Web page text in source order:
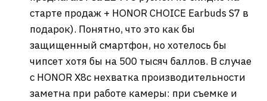
старте продаж + HONOR CHOICE Earbuds S7 в
подарок). Понятно, что это как бы
защищенный смартфон, но хотелось бы
чипсет хотя бы на 500 тысяч баллов. В случае
с HONOR X8c нехватка производительности
заметна при работе камеры: при съемке и